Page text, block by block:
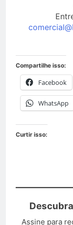
Compartilhe isso:
Facebook
WhatsApp
Curtir isso:
Assine para